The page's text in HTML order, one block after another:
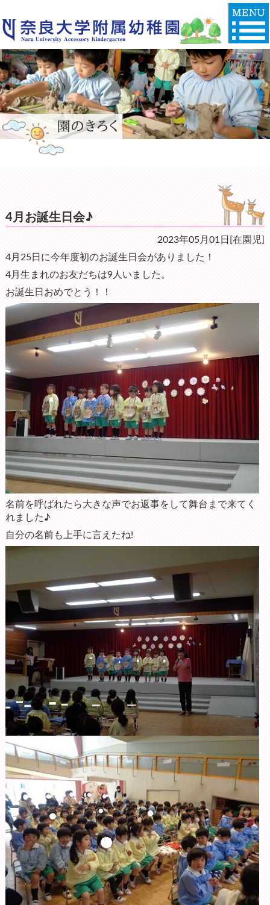
4月お誕生日会♪
2023年05月01日[在園児]
4月25日に今年度初のお誕生日会がありました！
4月生まれのお友だちは9人いました。
お誕生日おめでとう！！
名前を呼ばれたら大きな声でお返事をして舞台まで来てく
れました♪
自分の名前も上手に言えたね!